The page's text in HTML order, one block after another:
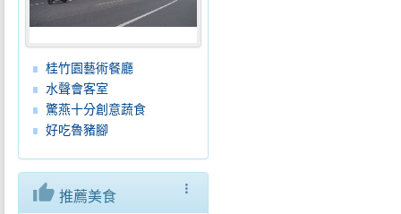
桂竹園藝術餐廳
水聲會客室
驚燕十分創意蔬食
好吃魯豬腳
more_vert
thumb_up 推薦美食